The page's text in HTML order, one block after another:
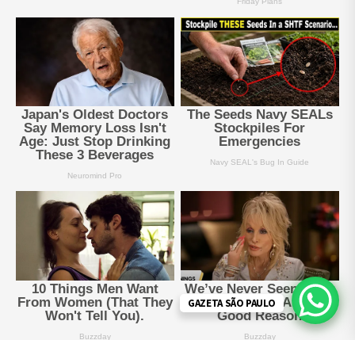
GAZETA SÃO PAULO